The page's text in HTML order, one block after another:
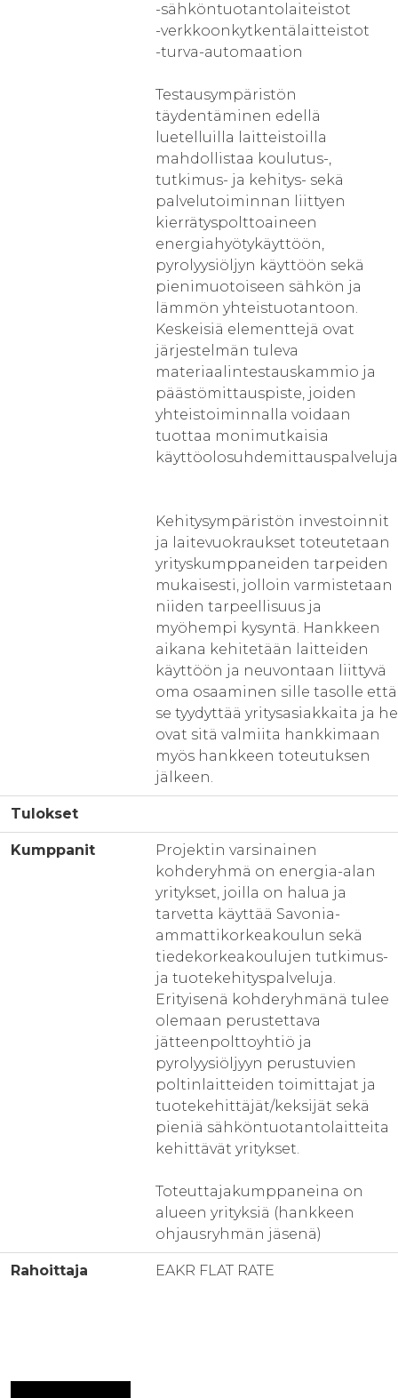
-sähköntuotantolaiteistot
-verkkoonkytkentälaitteistot
-turva-automaation
Testausympäristön
täydentäminen edellä
luetelluilla laitteistoilla
mahdollistaa koulutus-,
tutkimus- ja kehitys- sekä
palvelutoiminnan liittyen
kierrätyspolttoaineen
energiahyötykäyttöön,
pyrolyysiöljyn käyttöön sekä
pienimuotoiseen sähkön ja
lämmön yhteistuotantoon.
Keskeisiä elementtejä ovat
järjestelmän tuleva
materiaalintestauskammio ja
päästömittauspiste, joiden
yhteistoiminnalla voidaan
tuottaa monimutkaisia
Kehitysympäristön investoinnit
ja laitevuokraukset toteutetaan
yrityskumppaneiden tarpeiden
mukaisesti, jolloin varmistetaan
niiden tarpeellisuus ja
myöhempi kysyntä. Hankkeen
aikana kehitetään laitteiden
käyttöön ja neuvontaan liittyvä
oma osaaminen sille tasolle että
se tyydyttää yritysasiakkaita ja he
ovat sitä valmiita hankkimaan
myös hankkeen toteutuksen
jälkeen.
Tulokset
Kumppanit
Projektin varsinainen
kohderyhmä on energia-alan
yritykset, joilla on halua ja
tarvetta käyttää Savonia-
ammattikorkeakoulun sekä
tiedekorkeakoulujen tutkimus-
ja tuotekehityspalveluja.
Erityisenä kohderyhmänä tulee
olemaan perustettava
jätteenpolttoyhtiö ja
pyrolyysiöljyyn perustuvien
poltinlaitteiden toimittajat ja
tuotekehittäjät/keksijät sekä
pieniä sähköntuotantolaitteita
kehittävät yritykset.
Toteuttajakumppaneina on
alueen yrityksiä (hankkeen
ohjausryhmän jäsenä)
Rahoittaja EAKR FLAT RATE